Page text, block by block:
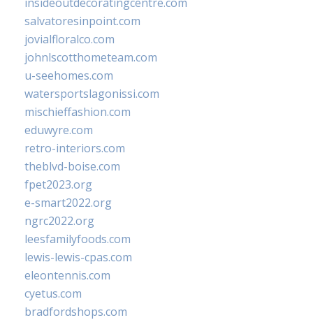
salvatoresinpoint.com
jovialfloralco.com
johnlscotthometeam.com
u-seehomes.com
watersportslagonissi.com
mischieffashion.com
eduwyre.com
retro-interiors.com
theblvd-boise.com
fpet2023.org
e-smart2022.org
ngrc2022.org
leesfamilyfoods.com
lewis-lewis-cpas.com
eleontennis.com
cyetus.com
bradfordshops.com